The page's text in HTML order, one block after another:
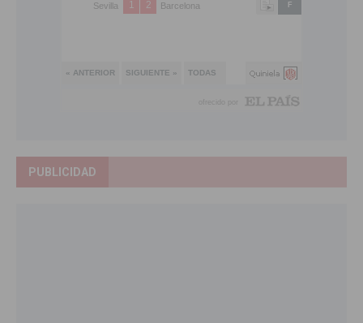
PUBLICIDAD